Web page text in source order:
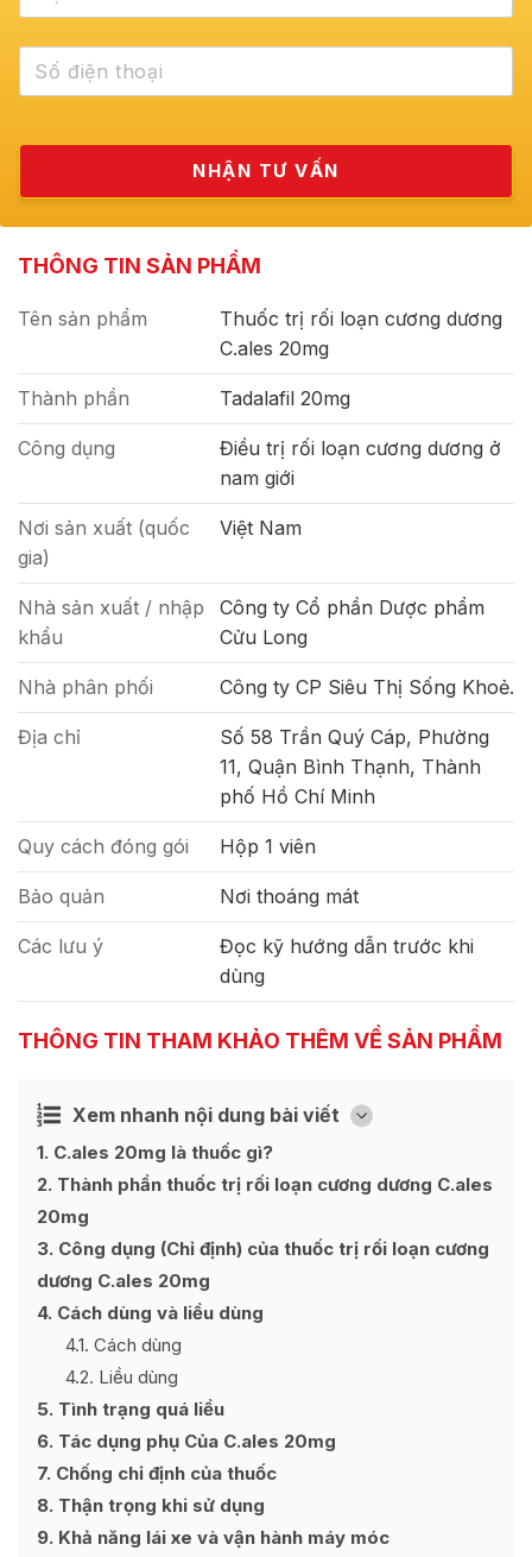
THÔNG TIN SẢN PHẨM
Tên sản phẩm
Thuốc trị rối loạn cương dương
C.ales 20mg
Thành phần Tadalafil 20mg
Công dụng
Điều trị rối loạn cương dương ở
nam giới
Nơi sản xuất (quốc
gia)
Việt Nam
Nhà sản xuất / nhập
khẩu
Công ty Cổ phần Dược phẩm
Cửu Long
Nhà phân phối Công ty CP Siêu Thị Sống Khoẻ.
Địa chỉ
Số 58 Trần Quý Cáp, Phường
11, Quận Bình Thạnh, Thành
phố Hồ Chí Minh
Quy cách đóng gói Hộp 1 viên
Bảo quản Nơi thoáng mát
Các lưu ý
Đọc kỹ hướng dẫn trước khi
dùng
THÔNG TIN THAM KHẢO THÊM VỀ SẢN PHẨM
Xem nhanh nội dung bài viết [
Ẩn
1 C.ales 20mg là thuốc gì?
2 Thành phần thuốc trị rối loạn cương dương C.ales
20mg
3 Công dụng (Chỉ định) của thuốc trị rối loạn cương
dương C.ales 20mg
4 Cách dùng và liều dùng
4.1 Cách dùng
4.2 Liều dùng
5 Tình trạng quá liều
6 Tác dụng phụ Của C.ales 20mg
7 Chống chỉ định của thuốc
8 Thận trọng khi sử dụng
9 Khả năng lái xe và vận hành máy móc